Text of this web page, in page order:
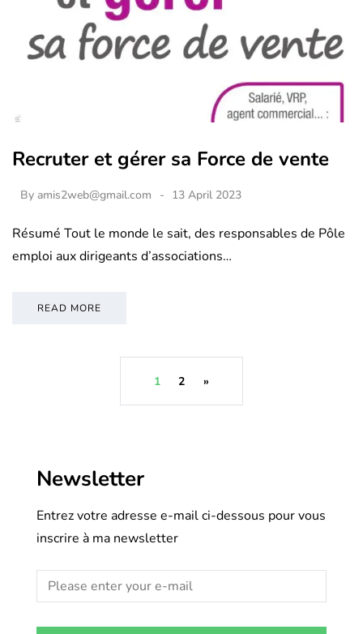
Recruter et gérer sa Force de vente
By amis2web@gmail.com 13 April 2023
Résumé Tout le monde le sait, des responsables de Pôle
emploi aux dirigeants d’associations…
READ MORE
1 2 »
Newsletter
Entrez votre adresse e-mail ci-dessous pour vous
inscrire à ma newsletter